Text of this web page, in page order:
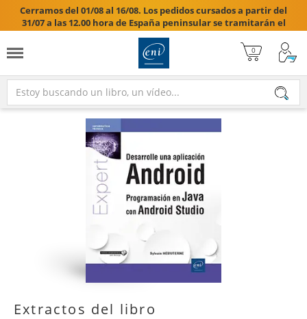
Cerramos del 01/08 al 16/08. Los pedidos cursados a partir del
31/07 a las 12.00 hora de España peninsular se tramitarán el
17/08/2026.

Extractos del libro